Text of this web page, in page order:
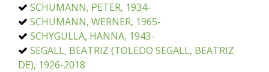
SCHUMANN, PETER, 1934-
SCHUMANN, WERNER, 1965-
SCHYGULLA, HANNA, 1943-
SEGALL, BEATRIZ (TOLEDO SEGALL, BEATRIZ
DE), 1926-2018